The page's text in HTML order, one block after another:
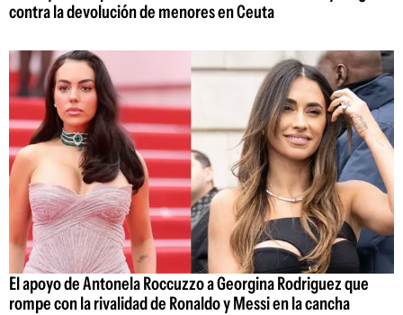
contra la devolución de menores en Ceuta
El apoyo de Antonela Roccuzzo a Georgina Rodriguez que
rompe con la rivalidad de Ronaldo y Messi en la cancha